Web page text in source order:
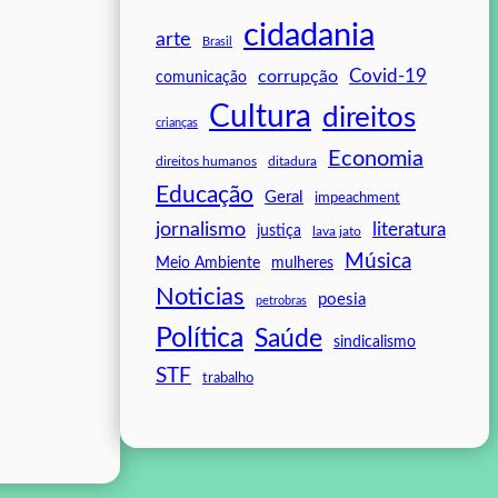
arte Brasil cidadania
comunicação corrupção Covid-19
crianças Cultura direitos
direitos humanos ditadura Economia
Educação Geral impeachment
jornalismo justiça lava jato literatura
Meio Ambiente mulheres Música
Noticias petrobras poesia
Política Saúde sindicalismo
STF trabalho